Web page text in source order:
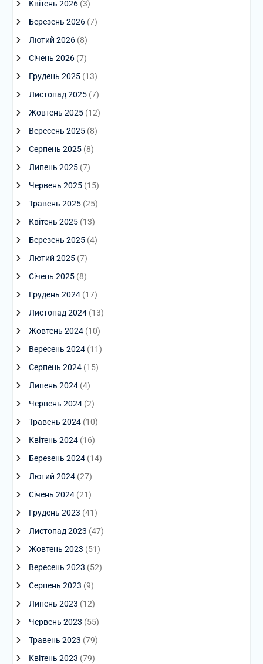
Квітень 2026(3)
Березень 2026(7)
Лютий 2026(8)
Січень 2026(7)
Грудень 2025(13)
Листопад 2025(7)
Жовтень 2025(12)
Вересень 2025(8)
Серпень 2025(8)
Липень 2025(7)
Червень 2025(15)
Травень 2025(25)
Квітень 2025(13)
Березень 2025(4)
Лютий 2025(7)
Січень 2025(8)
Грудень 2024(17)
Листопад 2024(13)
Жовтень 2024(10)
Вересень 2024(11)
Серпень 2024(15)
Липень 2024(4)
Червень 2024(2)
Травень 2024(10)
Квітень 2024(16)
Березень 2024(14)
Лютий 2024(27)
Січень 2024(21)
Грудень 2023 (41)
Листопад 2023 (47)
Жовтень 2023 (51)
Вересень 2023 (52)
Серпень 2023 (9)
Липень 2023 (12)
Червень 2023 (55)
Травень 2023 (79)
Квітень 2023 (79)